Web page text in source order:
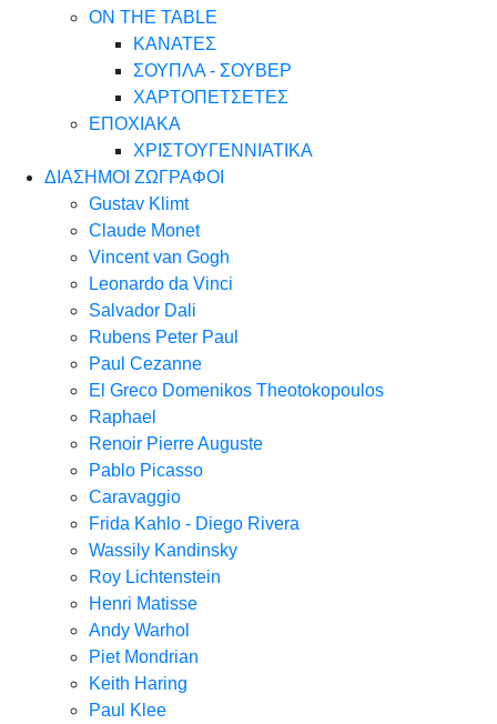
ON THE TABLE
ΚΑΝΑΤΕΣ
ΣΟΥΠΛΑ - ΣΟΥΒΕΡ
ΧΑΡΤΟΠΕΤΣΕΤΕΣ
ΕΠΟΧΙΑΚΑ
ΧΡΙΣΤΟΥΓΕΝΝΙΑΤΙΚΑ
ΔΙΑΣΗΜΟΙ ΖΩΓΡΑΦΟΙ
Gustav Klimt
Claude Monet
Vincent van Gogh
Leonardo da Vinci
Salvador Dali
Rubens Peter Paul
Paul Cezanne
El Greco Domenikos Theotokopoulos
Raphael
Renoir Pierre Auguste
Pablo Picasso
Caravaggio
Frida Kahlo - Diego Rivera
Wassily Kandinsky
Roy Lichtenstein
Henri Matisse
Andy Warhol
Piet Mondrian
Keith Haring
Paul Klee